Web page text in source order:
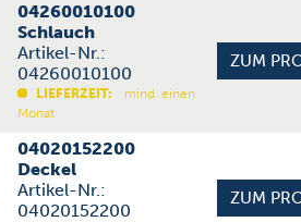
04260010100
Schlauch
Artikel-Nr.:
04260010100
LIEFERZEIT:
mind. einen
Monat
04020152200
Deckel
Artikel-Nr.:
04020152200